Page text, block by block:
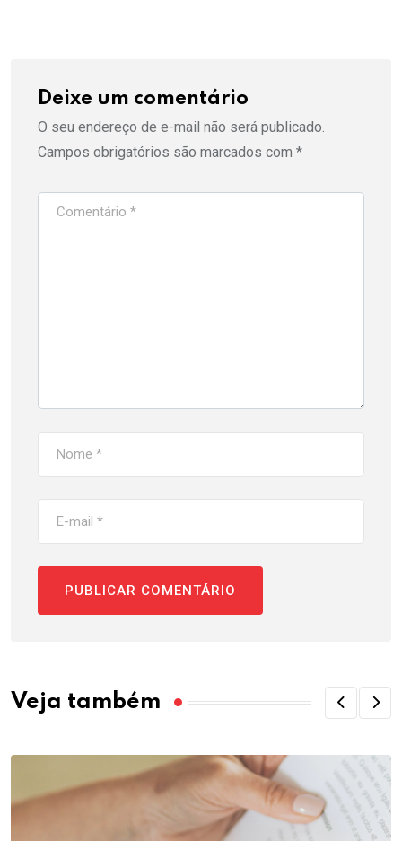
Deixe um comentário
O seu endereço de e-mail não será publicado.
Campos obrigatórios são marcados com *
Veja também